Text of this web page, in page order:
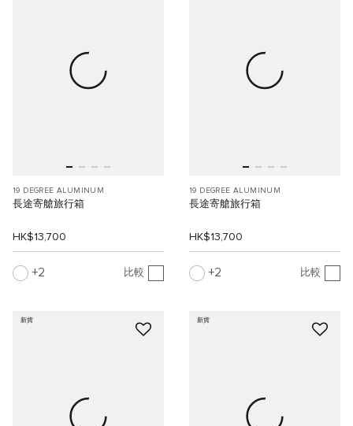
19 DEGREE ALUMINUM
長途寄艙旅行箱
HK$13,700
2 比較
19 DEGREE ALUMINUM
長途寄艙旅行箱
HK$13,700
2 比較
新貨 新貨